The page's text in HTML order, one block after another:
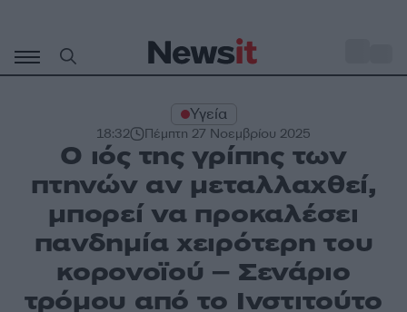
περιεχόμενο
Υγεία
18:32 Πέμπτη 27 Νοεμβρίου 2025
Ο ιός της γρίπης των
πτηνών αν μεταλλαχθεί,
μπορεί να προκαλέσει
πανδημία χειρότερη του
κορονοϊού – Σενάριο
τρόμου από το Ινστιτούτο